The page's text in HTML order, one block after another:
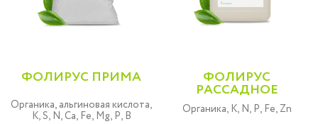
ФОЛИРУС ПРИМА
Органика, альгиновая кислота,
K, S, N, Ca, Fe, Mg, P, B
ФОЛИРУС
РАССАДНОЕ
Органика, K, N, P, Fe, Zn